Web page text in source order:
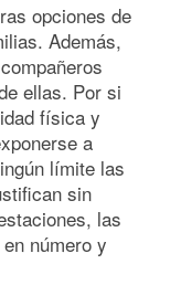
opciones de
Además,
ellas. Por si
física y
a
límite las
sin
las
número y